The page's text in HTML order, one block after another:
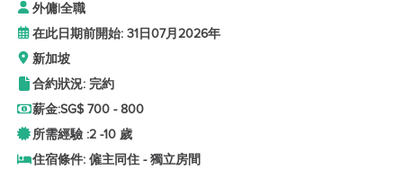
外傭|全職
在此日期前開始: 31日07月2026年
新加坡
合約狀況: 完約
薪金:SG$ 700 - 800
所需經驗 :2 -10 歲
住宿條件: 僱主同住 - 獨立房間